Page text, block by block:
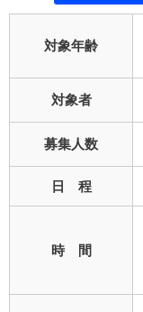
対象年齢
対象者
募集人数
日 程
時 間